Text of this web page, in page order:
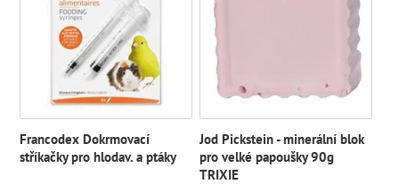
Francodex Dokrmovací
stříkačky pro hlodav. a ptáky
Jod Pickstein - minerální blok
pro velké papoušky 90g
TRIXIE